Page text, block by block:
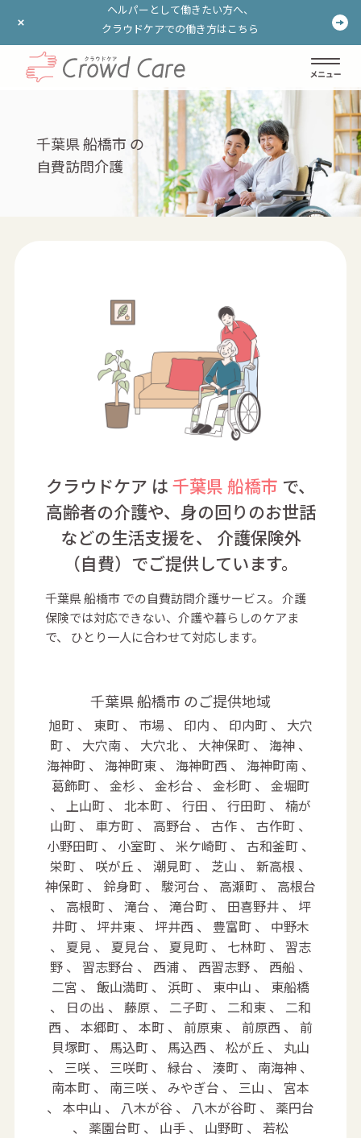
ヘルパーとして働きたい方へ、
クラウドケアでの働き方はこちら
ヘルパーとして働きたい方へ、
クラウドケアでの働き方はこちら
千葉県 船橋市 の
自費訪問介護
クラウドケア は 千葉県 船橋市 で、
高齢者の介護や、身の回りのお世話
などの生活支援を、
介護保険外
（自費）でご提供しています。
千葉県 船橋市 での自費訪問介護サービス。 介護
保険では対応できない、介護や暮らしのケアま
で、
ひとり一人に合わせて対応します。
千葉県 船橋市 のご提供地域
旭町 、 東町 、 市場 、 印内 、 印内町 、 大穴
町 、 大穴南 、 大穴北 、 大神保町 、 海神 、
海神町 、 海神町東 、 海神町西 、 海神町南 、
葛飾町 、 金杉 、 金杉台 、 金杉町 、 金堀町
、 上山町 、 北本町 、 行田 、 行田町 、 楠が
山町 、 車方町 、 高野台 、 古作 、 古作町 、
小野田町 、 小室町 、 米ケ崎町 、 古和釜町 、
栄町 、 咲が丘 、 潮見町 、 芝山 、 新高根 、
神保町 、 鈴身町 、 駿河台 、 高瀬町 、 高根台
、 高根町 、 滝台 、 滝台町 、 田喜野井 、 坪
井町 、 坪井東 、 坪井西 、 豊富町 、 中野木
、 夏見 、 夏見台 、 夏見町 、 七林町 、 習志
野 、 習志野台 、 西浦 、 西習志野 、 西船 、
二宮 、 飯山満町 、 浜町 、 東中山 、 東船橋
、 日の出 、 藤原 、 二子町 、 二和東 、 二和
西 、 本郷町 、 本町 、 前原東 、 前原西 、 前
貝塚町 、 馬込町 、 馬込西 、 松が丘 、 丸山
、 三咲 、 三咲町 、 緑台 、 湊町 、 南海神 、
南本町 、 南三咲 、 みやぎ台 、 三山 、 宮本
、 本中山 、 八木が谷 、 八木が谷町 、 薬円台
、 薬園台町 、 山手 、 山野町 、 若松